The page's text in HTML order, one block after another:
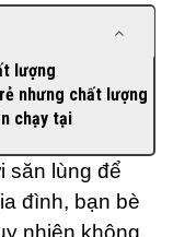
lượng
nhưng chất lượng
chạy tại
săn lùng để
đình, bạn bè